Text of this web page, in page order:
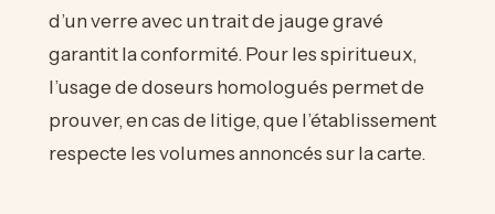
d’un verre avec un trait de jauge gravé
garantit la conformité. Pour les spiritueux,
l’usage de doseurs homologués permet de
prouver, en cas de litige, que l’établissement
respecte les volumes annoncés sur la carte.